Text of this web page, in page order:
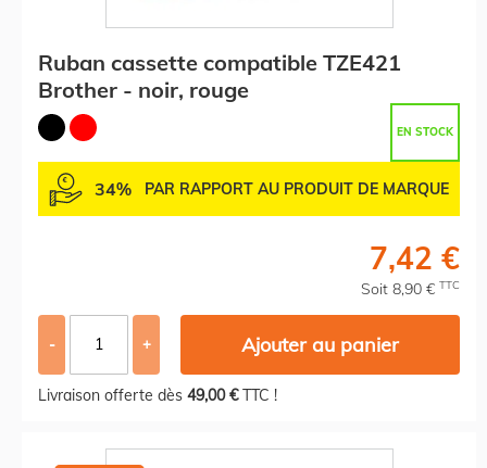
Ruban cassette compatible TZE421
Brother - noir, rouge
EN STOCK
34% PAR RAPPORT AU PRODUIT DE MARQUE
7,42 €
Soit 8,90 € TTC
- + Ajouter au panier
Livraison offerte dès 49,00 €TTC !